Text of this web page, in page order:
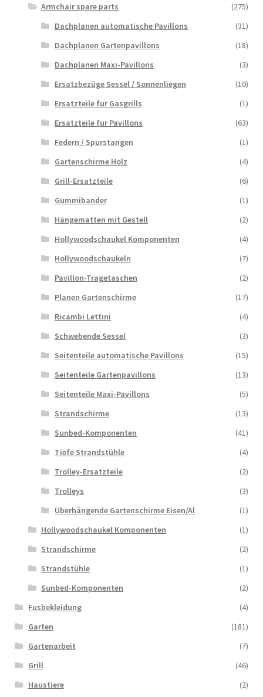
Armchair spare parts
(275)
Dachplanen automatische Pavillons
(31)
Dachplanen Gartenpavillons
(18)
Dachplanen Maxi-Pavillons
(3)
Ersatzbezüge Sessel / Sonnenliegen
(10)
Ersatzteile fur Gasgrills
(1)
Ersatzteile fur Pavillons
(63)
Federn / Spurstangen
(1)
Gartenschirme Holz
(4)
Grill-Ersatzteile
(6)
Gummibander
(1)
Hängematten mit Gestell
(2)
Hollywoodschaukel Komponenten
(4)
Hollywoodschaukeln
(7)
Pavillon-Tragetaschen
(2)
Planen Gartenschirme
(17)
Ricambi Lettini
(4)
Schwebende Sessel
(3)
Seitenteile automatische Pavillons
(15)
Seitenteile Gartenpavillons
(13)
Seitenteile Maxi-Pavillons
(5)
Strandschirme
(13)
Sunbed-Komponenten
(41)
Tiefe Strandstühle
(4)
Trolley-Ersatzteile
(2)
Trolleys
(3)
Überhängende Gartenschirme Eisen/Al
(1)
Hollywoodschaukel Komponenten
(1)
Strandschirme
(2)
Strandstühle
(1)
Sunbed-Komponenten
(2)
Fusbekleidung
(4)
Garten
(181)
Gartenarbeit
(7)
Grill
(46)
Haustiere
(2)